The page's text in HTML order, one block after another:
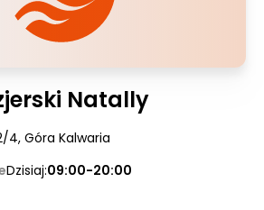
Natally
4, Góra Kalwaria
Dzisiaj:09:00-20:00